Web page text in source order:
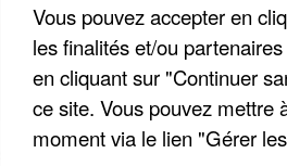
7ème art. C'est ce qu'il a révélé
Vous pouvez accepter en
les finalités et/ou
en cliquant sur "Continuer
ce site. Vous pouvez mettre
moment via le lien "Gérer